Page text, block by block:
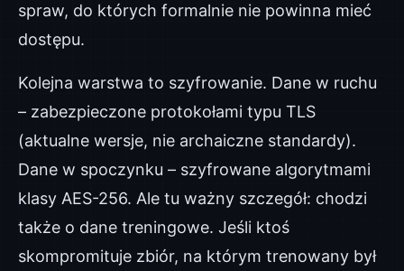
spraw, do których formalnie nie powinna mieć
dostępu.
Kolejna warstwa to szyfrowanie. Dane w ruchu
– zabezpieczone protokołami typu TLS
(aktualne wersje, nie archaiczne standardy).
Dane w spoczynku – szyfrowane algorytmami
klasy AES-256. Ale tu ważny szczegół: chodzi
także o dane treningowe. Jeśli ktoś
skompromituje zbiór, na którym trenowany był